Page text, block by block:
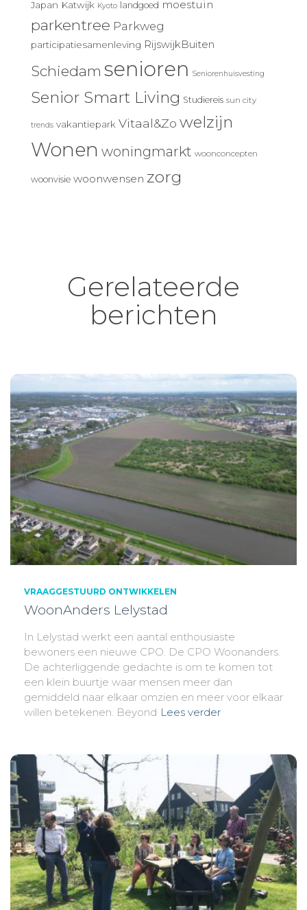
Japan Katwijk Kyoto landgoed moestuin
parkentree Parkweg
participatiesamenleving RijswijkBuiten
Schiedam senioren Seniorenhuisvesting
Senior Smart Living Studiereis sun city
trends vakantiepark Vitaal&Zo welzijn
Wonen woningmarkt woonconcepten
woonvisie woonwensen zorg
Gerelateerde
berichten
VRAAGGESTUURD ONTWIKKELEN
WoonAnders Lelystad
In Lelystad werkt een aantal enthousiaste
bewoners een nieuwe CPO. De CPO Woonanders.
De achterliggende gedachte is om te komen tot
een klein buurtje waar mensen meer dan
gemiddeld naar elkaar omzien en meer voor elkaar
willen betekenen. Beyond Lees verder